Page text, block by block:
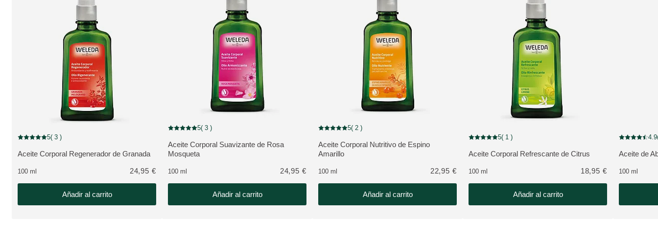
VER PRODUCTO:
Aceite Corporal Regenerador de Granada
Puntuación: 5 / 5 estrellas 3 valoraciones de usuarios
5( 3 )
100 ml 24,95 €
Añadir al carrito
VER PRODUCTO:
Aceite Corporal Suavizante de Rosa
Mosqueta
Puntuación: 5 / 5 estrellas 3 valoraciones de usuarios
5( 3 )
100 ml 24,95 €
Añadir al carrito
VER PRODUCTO:
Aceite Corporal Nutritivo de Espino
Amarillo
Puntuación: 5 / 5 estrellas 2 valoraciones de usuarios
5( 2 )
100 ml 22,95 €
Añadir al carrito
VER PRODUCTO:
Aceite Corporal Refrescante de Citrus
Puntuación: 5 / 5 estrellas 1 valoraciones de usuarios
5( 1 )
100 ml 18,95 €
Añadir al carrito
VER
Aceite de
Puntuación:4.9
100 ml